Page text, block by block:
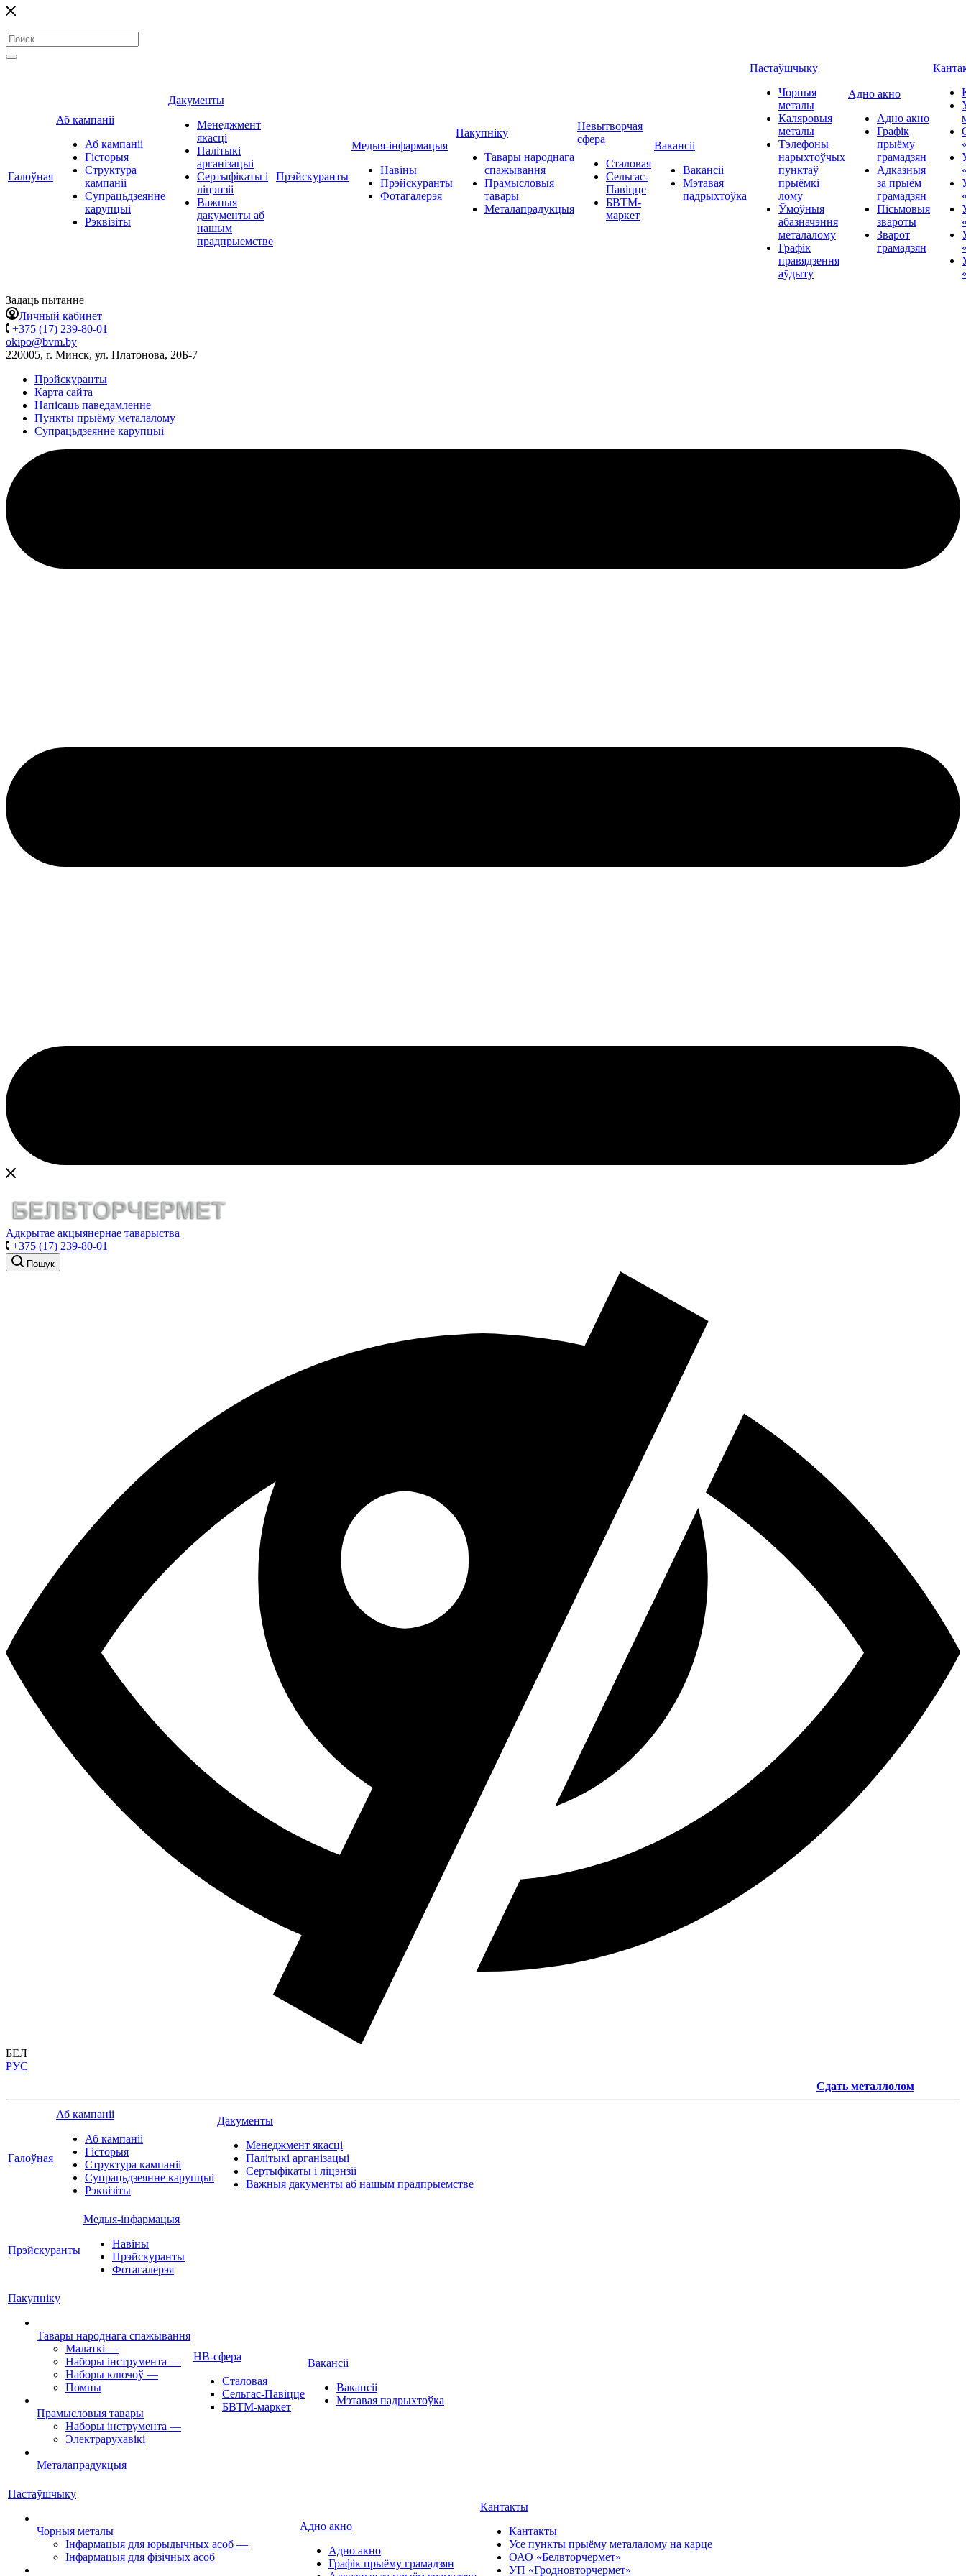
Галоўная
Аб кампаніі
Аб кампаніі
Гісторыя
Структура
кампаніі
Супрацьдзеянне
карупцыі
Рэквізіты
Дакументы
Менеджмент
якасці
Палітыкі
арганізацыі
Сертыфікаты і
ліцэнзіі
Важныя
дакументы аб
нашым
прадпрыемстве
Прэйскуранты
Медыя-інфармацыя
Навіны
Прэйскуранты
Фотагалерэя
Пакупніку
Тавары народнага
спажывання
Прамысловыя
тавары
Металапрадукцыя
Невытворчая
сфера
Сталовая
Сельгас-
Павіцце
БВТМ-
маркет
Вакансіі
Вакансіі
Мэтавая
падрыхтоўка
Пастаўшчыку
Чорныя
металы
Каляровыя
металы
Тэлефоны
нарыхтоўчых
пунктаў
прыёмкі
лому
Ўмоўныя
абазначэння
металалому
Графік
правядзення
аўдыту
Адно акно
Адно акно
Графік
прыёму
грамадзян
Адказныя
за прыём
грамадзян
Пісьмовыя
звароты
Зварот
грамадзян
Задаць пытанне
Личный кабинет
+375 (17) 239-80-01
okipo@bvm.by
220005, г. Минск, ул. Платонова, 20Б-7
Прэйскуранты
Карта сайта
Напісаць паведамленне
Пункты прыёму металалому
Супрацьдзеянне карупцыі
Адкрытае акцыянернае таварыства
+375 (17) 239-80-01
Пошук
БЕЛ
РУС
Сдать металлолом
Галоўная
Аб кампаніі
Аб кампаніі
Гісторыя
Структура кампаніі
Супрацьдзеянне карупцыі
Рэквізіты
Дакументы
Менеджмент якасці
Палітыкі арганізацыі
Сертыфікаты і ліцэнзіі
Важныя дакументы аб нашым прадпрыемстве
Прэйскуранты
Медыя-інфармацыя
Навіны
Прэйскуранты
Фотагалерэя
Пакупніку
Тавары народнага спажывання
Малаткі —
Наборы інструмента —
Наборы ключоў —
Помпы
Прамысловыя тавары
Наборы інструмента —
Электрарухавікі
Металапрадукцыя
НВ-сфера
Сталовая
Сельгас-Павіцце
БВТМ-маркет
Вакансіі
Вакансіі
Мэтавая падрыхтоўка
Пастаўшчыку
Чорныя металы
Інфармацыя для юрыдычных асоб —
Інфармацыя для фізічных асоб
Адно акно
Адно акно
Графік прыёму грамадзян
Кантакты
Кантакты
Усе пункты прыёму металалому на карце
ОАО «Белвторчермет»
УП «Гродновторчермет»